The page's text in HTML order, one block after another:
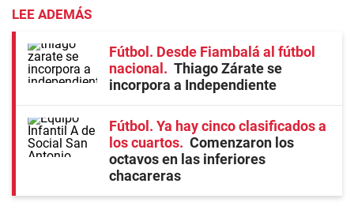
LEE ADEMÁS
Fútbol. Desde Fiambalá al fútbol
nacional
Thiago Zárate se
incorpora a Independiente
Fútbol. Ya hay cinco clasificados a
los cuartos
Comenzaron los
octavos en las inferiores
chacareras